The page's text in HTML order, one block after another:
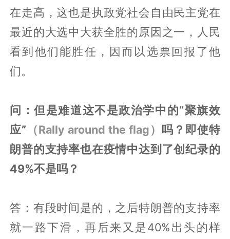
在走高，这也是执政党社会自由民主党在
最近的大选中大获全胜的原因之一，人民
看到他们能胜任，因而以选票回报了他
们。
问：但是难道这不是政治学中的“聚旗效
应” （Rally around the flag） 吗？即使特
朗普的支持率也在疫情中达到了创纪录的
49%不是吗？
答：有段时间是的，之后特朗普的支持率
就一路下滑，再后来又是40%出头的样